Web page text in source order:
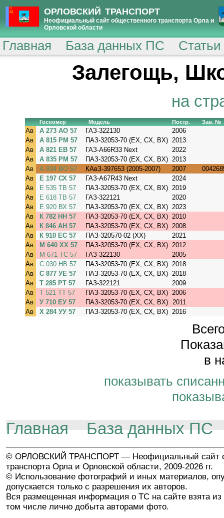
ОРЛОВСКИЙ ТРАНСПОРТ
Неофициальный сайт общественного транспорта Орла и
Орловской области
Главная База данных ПС
Залегощь,
на
Госномер Модель Постр. Зав. №
Ав А 273 АО 57 ГАЗ-322130
2006
Ав
А 815 РМ 57 ПАЗ-32053-70 (EX, CX, BX) 2013
Ав
А 821 ЕВ 57 ГАЗ-A66R33 Next
2022
Ав
А 835 РМ 57 ПАЗ-32053-70 (EX, CX, BX) 2013
Ав
А 934 ВО 57 КАвЗ-397653 (2005-2007) 2007
Ав
Е 197 СХ 57 ГАЗ-A67R43 Next
2024
Ав
Е 535 ТВ 57 ПАЗ-32053-70 (EX, CX, BX) 2019
Ав
Е 618 ТВ 57 ГАЗ-322121
2020
Ав
Е 920 ВХ 57 ПАЗ-32053-70 (EX, CX, BX) 2023
Ав
К 782 НН 57 ПАЗ-32053-70 (EX, CX, BX) 2010
Ав
К 846 АН 57 ПАЗ-32053-70 (EX, CX, BX) 2008
Ав
К 910 ЕС 57 ПАЗ-320570-02 (XX)
2021
Ав
М 640 ХХ 57 ПАЗ-32053-70 (EX, CX, BX) 2012
Ав
М 671 ТС 57 ГАЗ-322130
2005
Ав
С 030 НВ 57 ПАЗ-32053-70 (EX, CX, BX) 2018
Ав
С 877 УЕ 57 ПАЗ-32053-70 (EX, CX, BX) 2018
Ав
Т 285 РТ 57 ГАЗ-322121
2009
Ав
Т 521 ТТ 57 ПАЗ-32053-70 (EX, CX, BX) 2006
Ав
У 710 ЕУ 57 ПАЗ-32053-70 (EX, CX, BX)
2011
Ав
Х 284 УУ 57 ПАЗ-32053-70 (EX, CX, BX) 2016
в
показывать
Главная База данных ПС
© ОРЛОВСКИЙ ТРАНСПОРТ — Неофициальный сайт
транспорта Орла и Орловской области, 2009-2026 гг.
© Использование фотографий и иных материалов,
допускается только с разрешения их авторов.
Вся размещенная информация о ТС на сайте взята из
том числе лично добыта авторами фото.